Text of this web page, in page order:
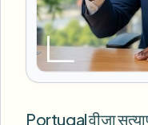
Portugal वीज़ा